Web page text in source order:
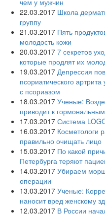
чем у мужчин
22.03.2017 Школа
группу
21.03.2017 Пять
молодость кожи
20.03.2017 7 секретов
которые продлят их
19.03.2017 Депрессия
псориатического
с псориазом
18.03.2017 Ученые:
приводит к
17.03.2017 Система
16.03.2017 Косметологи
правильно очищать лицо
15.03.2017 По какой
Петербурга теряют
14.03.2017 Убираем
операции
13.03.2017 Ученые:
наносит вред женскому
12.03.2017 В России